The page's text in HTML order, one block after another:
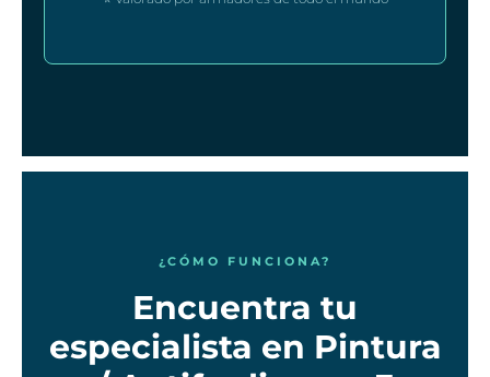
¿CÓMO FUNCIONA?
Encuentra tu
especialista en Pintura